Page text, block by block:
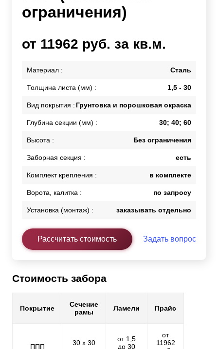
ограничения)
от 11962 руб. за кв.м.
Материал : Сталь
Толщина листа (мм) : 1,5 - 30
Вид покрытия : Грунтовка и порошковая окраска
Глубина секции (мм) : 30; 40; 60
Высота : Без ограничения
Заборная секция : есть
Комплект крепления : в комплекте
Ворота, калитка : по запросу
Установка (монтаж) : заказывать отдельно
Рассчитать стоимость Задать вопрос
Стоимость забора
Покрытие
Сечение
рамы
Ламели Прайс
ППП
30 х 30
от 1,5
до 30
от
11962